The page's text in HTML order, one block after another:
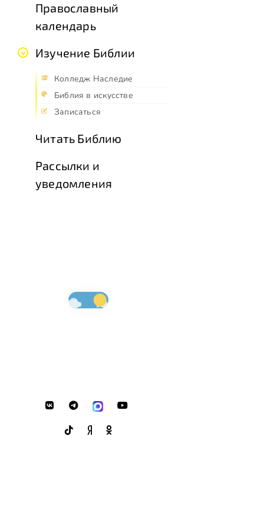
Православный
календарь
Изучение Библии
Колледж Наследие
Библия в искусстве
Записаться
Читать Библию
Рассылки и
уведомления